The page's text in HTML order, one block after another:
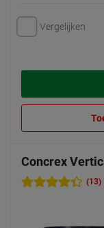
Vergelijken
Concrex
(13)